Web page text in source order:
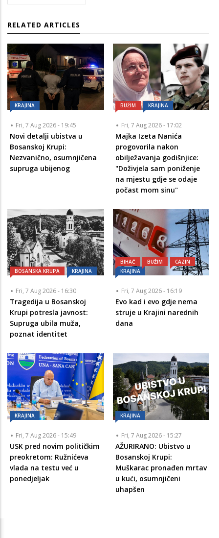
RELATED ARTICLES
KRAJINA
Fri, 7 Aug 2026 - 19:45
Novi detalji ubistva u
Bosanskoj Krupi:
Nezvanično, osumnjičena
supruga ubijenog
BUŽIM KRAJINA
Fri, 7 Aug 2026 - 17:02
Majka Izeta Nanića
progovorila nakon
obilježavanja godišnjice:
"Doživjela sam poniženje
na mjestu gdje se odaje
počast mom sinu"
BOSANSKA KRUPA KRAJINA
Fri, 7 Aug 2026 - 16:30
Tragedija u Bosanskoj
Krupi potresla javnost:
Supruga ubila muža,
poznat identitet
BIHAĆ BUŽIM
CAZIN
KRAJINA
Fri, 7 Aug 2026 - 16:19
Evo kad i evo gdje nema
struje u Krajini narednih
dana
KRAJINA
Fri, 7 Aug 2026 - 15:49
USK pred novim političkim
preokretom: Ružnićeva
vlada na testu već u
ponedjeljak
KRAJINA
Fri, 7 Aug 2026 - 15:27
AŽURIRANO: Ubistvo u
Bosanskoj Krupi:
Muškarac pronađen mrtav
u kući, osumnjičeni
uhapšen